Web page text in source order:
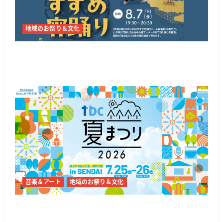
地域のお祭り＆文化
音楽＆アート 地域のお祭り＆文化